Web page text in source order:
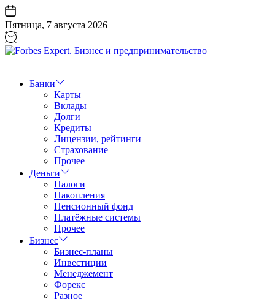
Перейти
к
содержанию
Пятница, 7 августа 2026
Бизнес
предпринимательство
Банки
Карты
Вклады
Долги
Кредиты
Лицензии, рейтинги
Страхование
Прочее
Деньги
Налоги
Накопления
Пенсионный фонд
Платёжные системы
Прочее
Бизнес
Бизнес-планы
Инвестиции
Менеджемент
Форекс
Разное